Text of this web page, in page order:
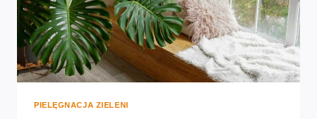
PIELĘGNACJA ZIELENI